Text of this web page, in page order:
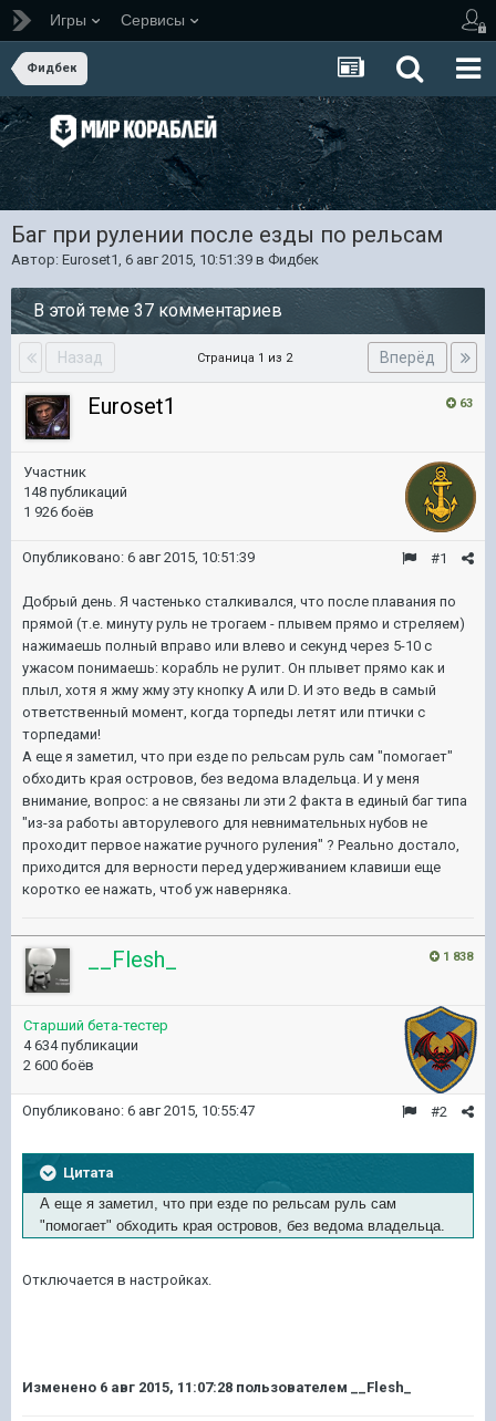
Игры Сервисы
Фидбек
Баг при рулении после езды по рельсам
Автор: Euroset1, 6 авг 2015, 10:51:39 в Фидбек
В этой теме 37 комментариев
Назад Вперёд
Страница 1 из 2
63
Euroset1
Участник
148 публикаций
1 926 боёв
#1
Опубликовано: 6 авг 2015, 10:51:39
Добрый день. Я частенько сталкивался, что после плавания по
прямой (т.е. минуту руль не трогаем - плывем прямо и стреляем)
нажимаешь полный вправо или влево и секунд через 5-10 с
ужасом понимаешь: корабль не рулит. Он плывет прямо как и
плыл, хотя я жму жму эту кнопку A или D. И это ведь в самый
ответственный момент, когда торпеды летят или птички с
торпедами!
А еще я заметил, что при езде по рельсам руль сам "помогает"
обходить края островов, без ведома владельца. И у меня
внимание, вопрос: а не связаны ли эти 2 факта в единый баг типа
"из-за работы авторулевого для невнимательных нубов не
проходит первое нажатие ручного руления" ? Реально достало,
приходится для верности перед удерживанием клавиши еще
коротко ее нажать, чтоб уж наверняка.
1 838
__Flesh_
Старший бета-тестер
4 634 публикации
2 600 боёв
#2
Опубликовано: 6 авг 2015, 10:55:47
Цитата
А еще я заметил, что при езде по рельсам руль сам
"помогает" обходить края островов, без ведома владельца.
Отключается в настройках.
Изменено 6 авг 2015, 11:07:28 пользователем __Flesh_